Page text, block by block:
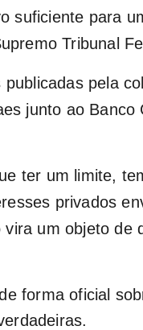
suficiente para
Tribunal
pela
junto ao Banco
ter um limite,
privados
um objeto de
forma oficial